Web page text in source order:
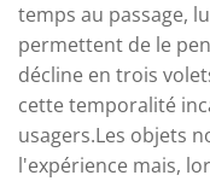
temps au passage,
permettent de le
décline en trois
cette temporalité
usagers.Les objets
l'expérience mais,